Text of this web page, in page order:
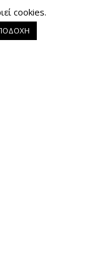
cookies.